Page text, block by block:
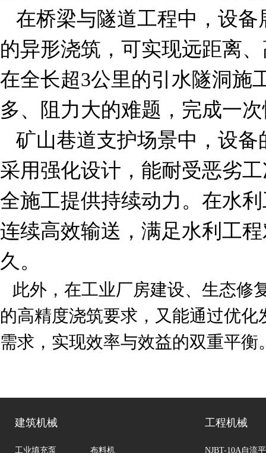
在桥梁与隧道工程中，设备
的异形浇筑，可实现远距离
在全长超3公里的引水隧洞施
多、阻力大的难题，完成一
矿山巷道支护场景中，设备
采用强化设计，能耐受恶劣
全施工提供持续动力。在水
连续高效输送，满足水利工
久。
此外，在工业厂房建设、生态
的高精度浇筑要求，又能通过优
需求，实现效率与效益的双重平衡
建筑机械
工业填充泵 布料机
工程机械
NJBT-10A自流